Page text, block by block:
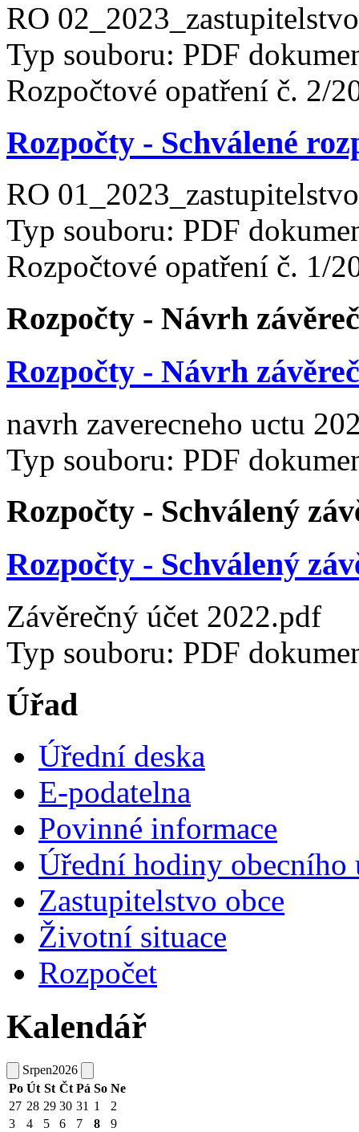
RO
Typ souboru: PDF
Rozpočtové opatření č. 2/
Rozpočty - Schválené
RO
Typ souboru: PDF
Rozpočtové opatření č. 1/
Rozpočty - Návrh
Rozpočty - Návrh
navrh zaverecneho uctu
Typ souboru: PDF
Rozpočty - Schválený
Rozpočty - Schválený
Závěrečný účet 2022.pdf
Typ souboru: PDF
Úřad
Úřední deska
E-podatelna
Povinné informace
Úřední hodiny obecního
Zastupitelstvo obce
Životní situace
Rozpočet
Kalendář
Srpen2026
Po Út St Čt Pá So Ne
27 28 29 30 31 1
2
3
4 5 6 7 8
9